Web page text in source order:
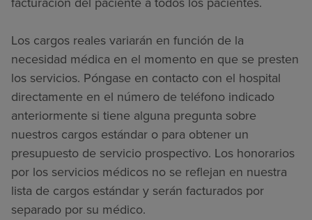
Los cargos reales variarán en función de la
necesidad médica en el momento en que se presten
los servicios. Póngase en contacto con el hospital
directamente en el número de teléfono indicado
anteriormente si tiene alguna pregunta sobre
nuestros cargos estándar o para obtener un
presupuesto de servicio prospectivo. Los honorarios
por los servicios médicos no se reflejan en nuestra
lista de cargos estándar y serán facturados por
separado por su médico.